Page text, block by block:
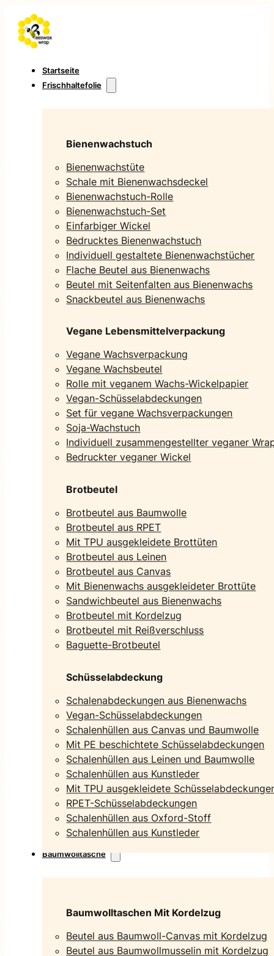
Startseite
Frischhaltefolie
Bienenwachstuch
Bienenwachstüte
Schale mit Bienenwachsdeckel
Bienenwachstuch-Rolle
Bienenwachstuch-Set
Einfarbiger Wickel
Bedrucktes Bienenwachstuch
Individuell gestaltete Bienenwachstücher
Flache Beutel aus Bienenwachs
Beutel mit Seitenfalten aus Bienenwachs
Snackbeutel aus Bienenwachs
Vegane Lebensmittelverpackung
Vegane Wachsverpackung
Vegane Wachsbeutel
Rolle mit veganem Wachs-Wickelpapier
Vegan-Schüsselabdeckungen
Set für vegane Wachsverpackungen
Soja-Wachstuch
Individuell zusammengestellter veganer
Bedruckter veganer Wickel
Brotbeutel
Brotbeutel aus Baumwolle
Brotbeutel aus RPET
Mit TPU ausgekleidete Brottüten
Brotbeutel aus Leinen
Brotbeutel aus Canvas
Mit Bienenwachs ausgekleideter Brottüte
Sandwichbeutel aus Bienenwachs
Brotbeutel mit Kordelzug
Brotbeutel mit Reißverschluss
Baguette-Brotbeutel
Schüsselabdeckung
Schalenabdeckungen aus Bienenwachs
Vegan-Schüsselabdeckungen
Schalenhüllen aus Canvas und Baumwolle
Mit PE beschichtete Schüsselabdeckungen
Schalenhüllen aus Leinen und Baumwolle
Schalenhüllen aus Kunstleder
Mit TPU ausgekleidete
RPET-Schüsselabdeckungen
Schalenhüllen aus Oxford-Stoff
Schalenhüllen aus Kunstleder
Baumwolltasche
Baumwolltaschen Mit Kordelzug
Beutel aus Baumwoll-Canvas mit Kordelzug
Beutel aus Baumwollmusselin mit Kordelzug